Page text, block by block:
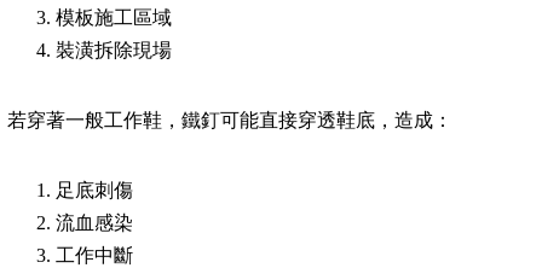
模板施工區域
裝潢拆除現場
若穿著一般工作鞋，鐵釘可能直接穿透鞋底，造成：
足底刺傷
流血感染
工作中斷